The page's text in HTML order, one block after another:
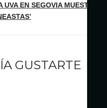
EN SEGOVIA MUESTRA
GUSTARTE